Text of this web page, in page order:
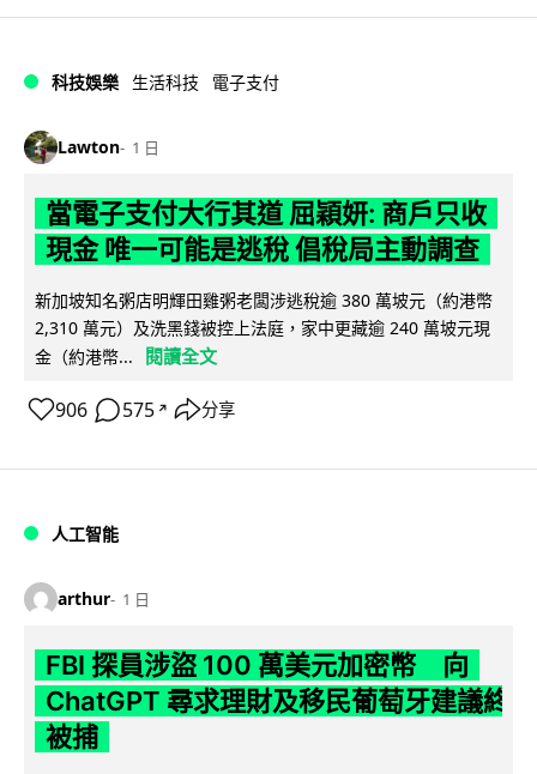
科技娛樂 生活科技 電子支付
Lawton 1 日
當電子支付大行其道 屈穎妍: 商戶只收
現金 唯一可能是逃稅 倡稅局主動調查
新加坡知名粥店明輝田雞粥老闆涉逃稅逾 380 萬坡元（約港幣
2,310 萬元）及洗黑錢被控上法庭，家中更藏逾 240 萬坡元現
金（約港幣...
閱讀全文
906 575 ↗ 分享
人工智能
arthur 1 日
FBI 探員涉盜 100 萬美元加密幣 向
ChatGPT 尋求理財及移民葡萄牙建議終
被捕